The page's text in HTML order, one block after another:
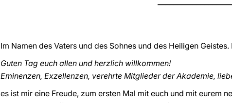
Im Namen des Vaters und des Sohnes und des Heiligen
Guten Tag euch allen und herzlich willkommen!
Eminenzen, Exzellenzen, verehrte Mitglieder der Akademie,
es ist mir eine Freude, zum ersten Mal mit euch und mit eurem